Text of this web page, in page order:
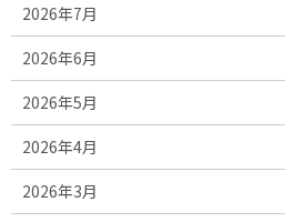
2026年7月
2026年6月
2026年5月
2026年4月
2026年3月